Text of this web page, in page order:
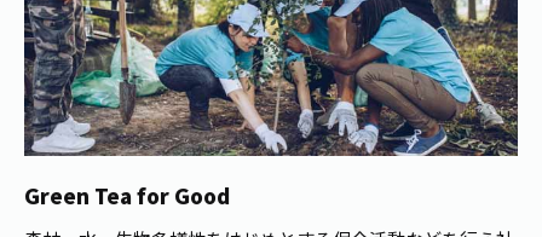
Green Tea for Good